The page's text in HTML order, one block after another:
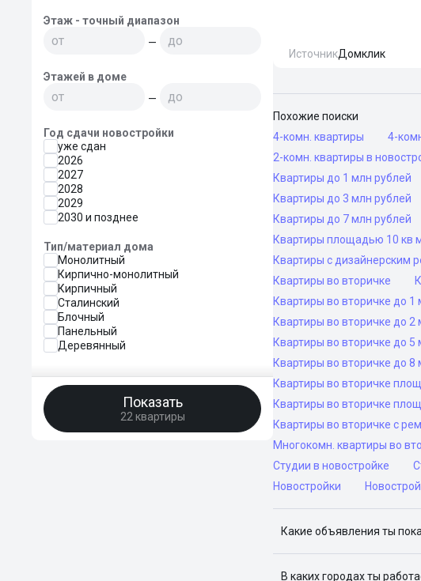
Этаж - точный диапазон
—
Этажей в доме
—
Год сдачи новостройки
уже сдан
2026
2027
2028
2029
2030 и позднее
Тип/материал дома
Монолитный
Кирпично-монолитный
Кирпичный
Сталинский
Блочный
Панельный
Деревянный
Показать
22 квартиры
ИсточникДомклик
Похожие поиски
4-комн. квартиры
4-
2-комн. квартиры в
Квартиры до 1 млн рублей
Квартиры до 3 млн рублей
Квартиры до 7 млн рублей
Квартиры площадью 10 кв
Квартиры с дизайнерским
Квартиры во вторичке
Квартиры во вторичке до 1
Квартиры во вторичке до 2
Квартиры во вторичке до 5
Квартиры во вторичке до 8
Квартиры во вторичке
Квартиры во вторичке
Квартиры во вторичке с
Многокомн. квартиры во
Студии в новостройке
Новостройки
Какие объявления ты
В каких городах ты